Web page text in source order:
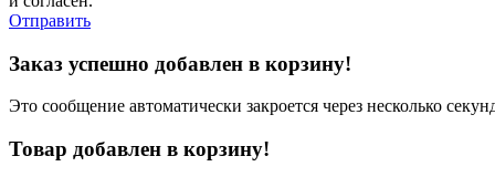
Отправить
Заказ успешно добавлен в корзину!
Это сообщение автоматически закроется через несколько
Товар добавлен в корзину!